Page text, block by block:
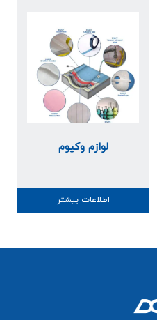
لوازم وکیوم
اطلاعات بیشتر